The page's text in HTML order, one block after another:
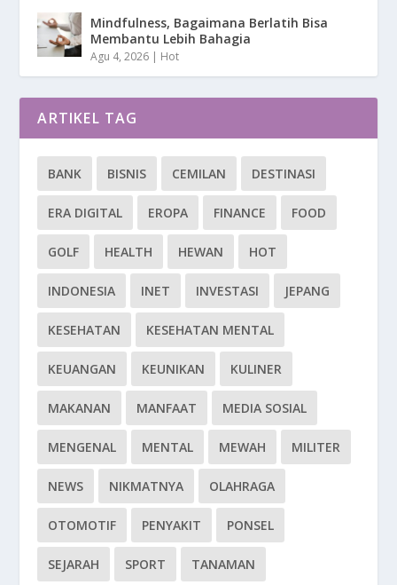
Mindfulness, Bagaimana Berlatih Bisa
Membantu Lebih Bahagia
Agu 4, 2026 | Hot
ARTIKEL TAG
BANK BISNIS CEMILAN DESTINASI
ERA DIGITAL EROPA FINANCE FOOD
GOLF HEALTH HEWAN HOT
INDONESIA INET INVESTASI JEPANG
KESEHATAN KESEHATAN MENTAL
KEUANGAN KEUNIKAN KULINER
MAKANAN MANFAAT MEDIA SOSIAL
MENGENAL MENTAL MEWAH MILITER
NEWS NIKMATNYA OLAHRAGA
OTOMOTIF PENYAKIT PONSEL
SEJARAH SPORT TANAMAN